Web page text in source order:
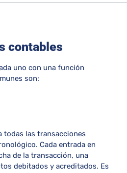
contables
uno con una función
son:
todas las transacciones
Cada entrada en
de la transacción, una
debitados y acreditados. Es